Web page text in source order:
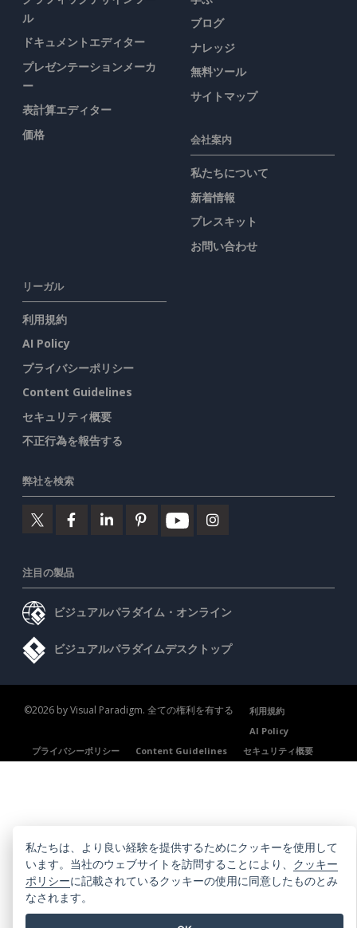
ル
ドキュメントエディター
プレゼンテーションメーカ
ー
表計算エディター
価格
ブログ
ナレッジ
無料ツール
サイトマップ
会社案内
私たちについて
新着情報
プレスキット
お問い合わせ
リーガル
利用規約
AI Policy
プライバシーポリシー
Content Guidelines
セキュリティ概要
不正行為を報告する
弊社を検索
注目の製品
ビジュアルパラダイム・オンライン
ビジュアルパラダイムデスクトップ
©2026 by Visual Paradigm. 全ての権利を有する
利用規約
AI Policy
プライバシーポリシー
Content Guidelines セキュリティ概要
私たちは、より良い経験を提供するためにクッキーを使用して
います。当社のウェブサイトを訪問することにより、 クッキー
ポリシーに記載されているクッキーの使用に同意したものとみ
なされます。